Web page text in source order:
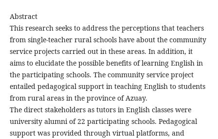
Abstract
This research seeks to address the perceptions that teachers
from single-teacher rural schools have about the community
service projects carried out in these areas. In addition, it
aims to elucidate the possible benefits of learning English in
the participating schools. The community service project
entailed pedagogical support in teaching English to students
from rural areas in the province of Azuay.
The direct stakeholders as tutors in English classes were
university alumni of 22 participating schools. Pedagogical
support was provided through virtual platforms, and